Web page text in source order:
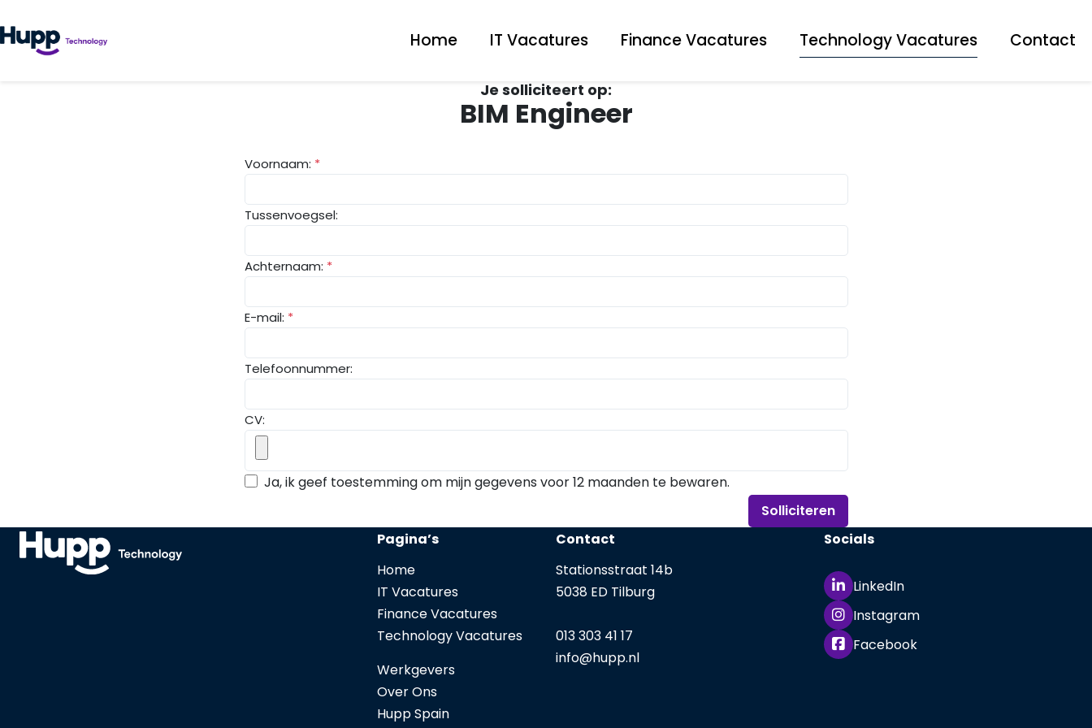
Home IT Vacatures Finance Vacatures Technology Vacatures Contact
Je solliciteert op:
BIM Engineer
Voornaam: *
Tussenvoegsel:
Achternaam: *
E-mail: *
Telefoonnummer:
CV:
Ja, ik geef toestemming om mijn gegevens voor 12 maanden te bewaren.
Solliciteren
Pagina’s
Home
IT Vacatures
Finance Vacatures
Technology Vacatures
Werkgevers
Over Ons
Hupp Spain
Contact
Stationsstraat 14b
5038 ED Tilburg
013 303 41 17
info@hupp.nl
Socials
LinkedIn
Instagram
Facebook